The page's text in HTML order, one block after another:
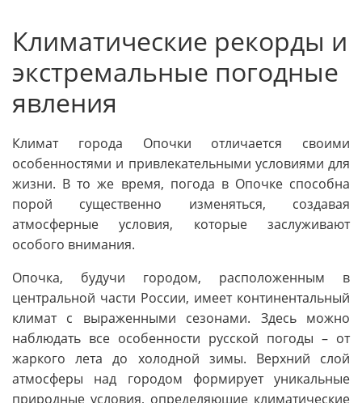
Климатические рекорды и
экстремальные погодные
явления
Климат города Опочки отличается своими
особенностями и привлекательными условиями для
жизни. В то же время, погода в Опочке способна
порой существенно изменяться, создавая
атмосферные условия, которые заслуживают
особого внимания.
Опочка, будучи городом, расположенным в
центральной части России, имеет континентальный
климат с выраженными сезонами. Здесь можно
наблюдать все особенности русской погоды – от
жаркого лета до холодной зимы. Верхний слой
атмосферы над городом формирует уникальные
природные условия, определяющие климатические